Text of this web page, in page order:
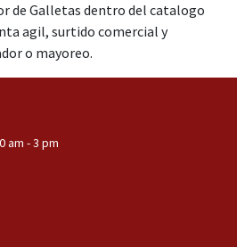
de Galletas dentro del catalogo
agil, surtido comercial y
o mayoreo.
am - 3 pm